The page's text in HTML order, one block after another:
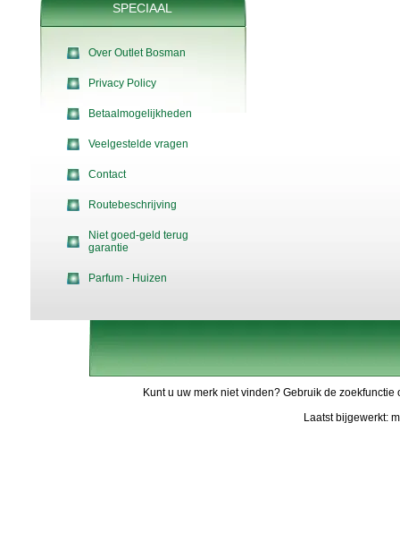
SPECIAAL
Over Outlet Bosman
Privacy Policy
Betaalmogelijkheden
Veelgestelde vragen
Contact
Routebeschrijving
Niet goed-geld terug
garantie
Parfum - Huizen
Kunt u uw merk niet vinden? Gebruik de
Laatst bijgewerkt: